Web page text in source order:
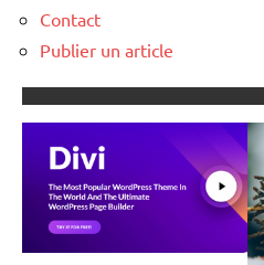
Contact
Publier un article